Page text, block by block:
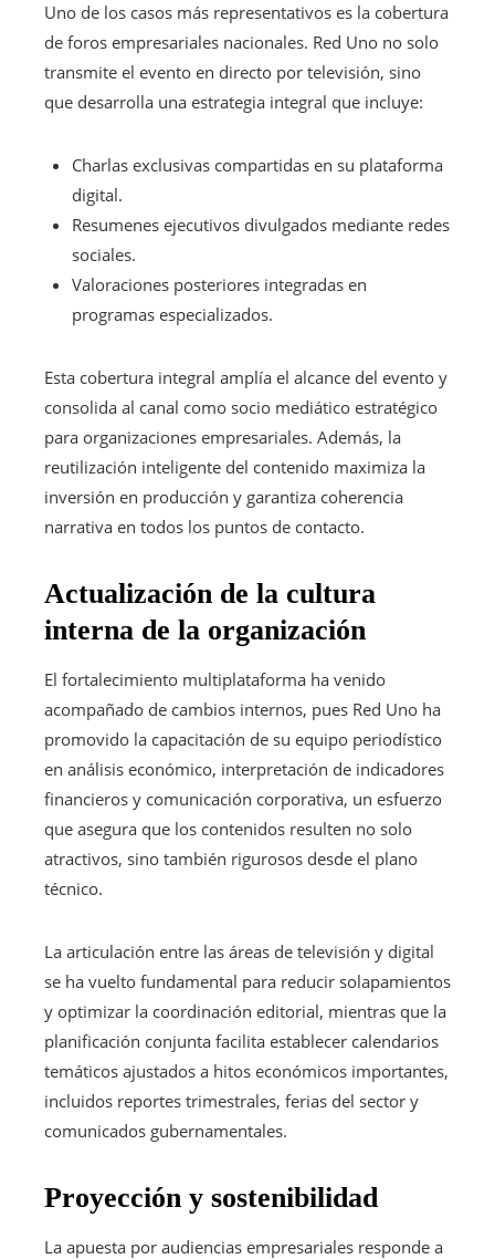
Uno de los casos más representativos es la cobertura
de foros empresariales nacionales. Red Uno no solo
transmite el evento en directo por televisión, sino
que desarrolla una estrategia integral que incluye:
Charlas exclusivas compartidas en su plataforma
digital.
Resumenes ejecutivos divulgados mediante redes
sociales.
Valoraciones posteriores integradas en
programas especializados.
Esta cobertura integral amplía el alcance del evento y
consolida al canal como socio mediático estratégico
para organizaciones empresariales. Además, la
reutilización inteligente del contenido maximiza la
inversión en producción y garantiza coherencia
narrativa en todos los puntos de contacto.
Actualización de la cultura
interna de la organización
El fortalecimiento multiplataforma ha venido
acompañado de cambios internos, pues Red Uno ha
promovido la capacitación de su equipo periodístico
en análisis económico, interpretación de indicadores
financieros y comunicación corporativa, un esfuerzo
que asegura que los contenidos resulten no solo
atractivos, sino también rigurosos desde el plano
técnico.
La articulación entre las áreas de televisión y digital
se ha vuelto fundamental para reducir solapamientos
y optimizar la coordinación editorial, mientras que la
planificación conjunta facilita establecer calendarios
temáticos ajustados a hitos económicos importantes,
incluidos reportes trimestrales, ferias del sector y
comunicados gubernamentales.
Proyección y sostenibilidad
La apuesta por audiencias empresariales responde a